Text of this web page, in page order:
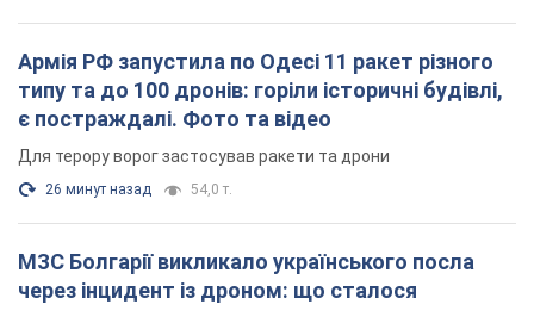
Армія РФ запустила по Одесі 11 ракет різного
типу та до 100 дронів: горіли історичні будівлі,
є постраждалі. Фото та відео
Для терору ворог застосував ракети та дрони
26 минут назад 54,0 т.
МЗС Болгарії викликало українського посла
через інцидент із дроном: що сталося